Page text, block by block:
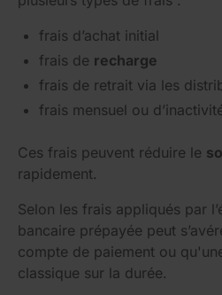
frais d’achat initial
frais de recharge
frais de retrait via les
frais mensuel ou
Ces frais peuvent réduire le
rapidement.
Selon les frais appliqués par
bancaire prépayée peut
compte de paiement ou
classique sur la durée.